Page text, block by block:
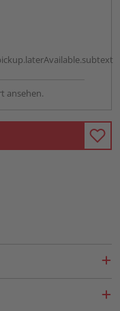
ansehen.